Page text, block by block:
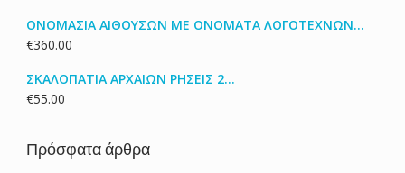
ΟΝΟΜΑΣΙΑ ΑΙΘΟΥΣΩΝ ΜΕ ΟΝΟΜΑΤΑ ΛΟΓΟΤΕΧΝΩΝ...
€360.00
ΣΚΑΛΟΠΑΤΙΑ ΑΡΧΑΙΩΝ ΡΗΣΕΙΣ 2...
€55.00
Πρόσφατα άρθρα